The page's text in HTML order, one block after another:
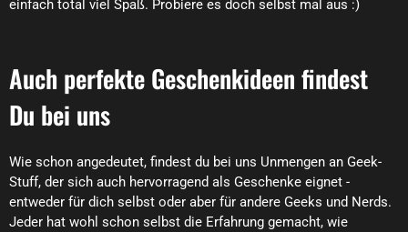
einfach total viel Spaß. Probiere es doch selbst mal aus :)
Auch perfekte Geschenkideen findest
Du bei uns
Wie schon angedeutet, findest du bei uns Unmengen an Geek-
Stuff, der sich auch hervorragend als Geschenke eignet -
entweder für dich selbst oder aber für andere Geeks und Nerds.
Jeder hat wohl schon selbst die Erfahrung gemacht, wie